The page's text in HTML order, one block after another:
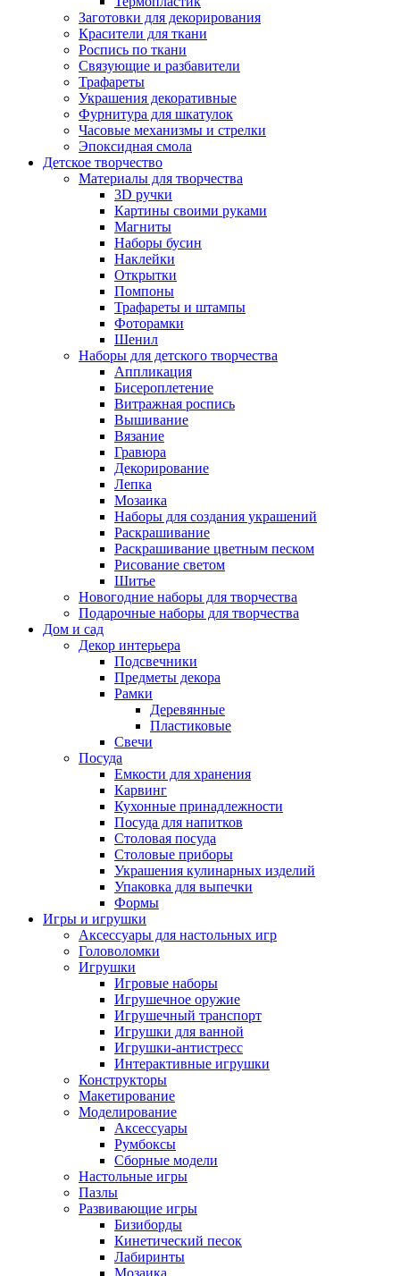
Заготовки для декорирования
Красители для ткани
Роспись по ткани
Связующие и разбавители
Трафареты
Украшения декоративные
Фурнитура для шкатулок
Часовые механизмы и стрелки
Эпоксидная смола
Детское творчество
Материалы для творчества
3D ручки
Картины своими руками
Магниты
Наборы бусин
Наклейки
Открытки
Помпоны
Трафареты и штампы
Фоторамки
Шенил
Наборы для детского творчества
Аппликация
Бисероплетение
Витражная роспись
Вышивание
Вязание
Гравюра
Декорирование
Лепка
Мозаика
Наборы для создания украшений
Раскрашивание
Раскрашивание цветным песком
Рисование светом
Шитье
Новогодние наборы для творчества
Подарочные наборы для творчества
Дом и сад
Декор интерьера
Подсвечники
Предметы декора
Рамки
Деревянные
Пластиковые
Свечи
Посуда
Емкости для хранения
Карвинг
Кухонные принадлежности
Посуда для напитков
Столовая посуда
Столовые приборы
Украшения кулинарных изделий
Упаковка для выпечки
Формы
Игры и игрушки
Аксессуары для настольных игр
Головоломки
Игрушки
Игровые наборы
Игрушечное оружие
Игрушечный транспорт
Игрушки для ванной
Игрушки-антистресс
Интерактивные игрушки
Конструкторы
Макетирование
Моделирование
Аксессуары
Румбоксы
Сборные модели
Настольные игры
Пазлы
Развивающие игры
Бизиборды
Кинетический песок
Лабиринты
Мозаика